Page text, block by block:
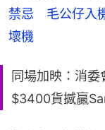
禁忌　毛公仔入
壞機
同場加映：消
$3400貨撼贏